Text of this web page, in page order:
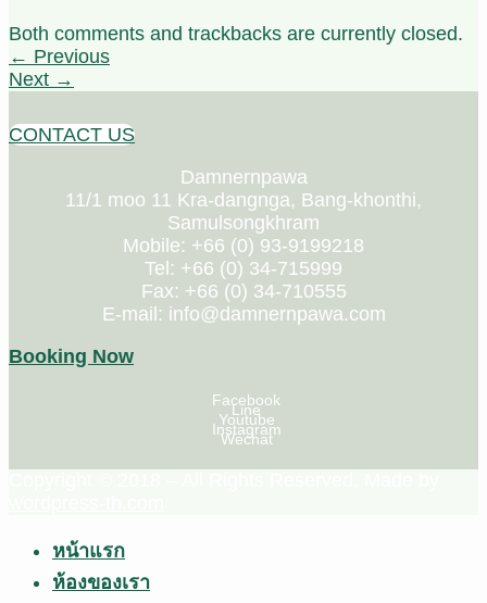
Both comments and trackbacks are currently closed.
← Previous
Next →
CONTACT US
Damnernpawa
11/1 moo 11 Kra-dangnga, Bang-khonthi,
Samulsongkhram
Mobile: +66 (0) 93-9199218
Tel: +66 (0) 34-715999
Fax: +66 (0) 34-710555
E-mail: info@damnernpawa.com
Booking Now
Facebook
Line
Youtube
Instagram
Wechat
หน้าแรก
ห้องของเรา